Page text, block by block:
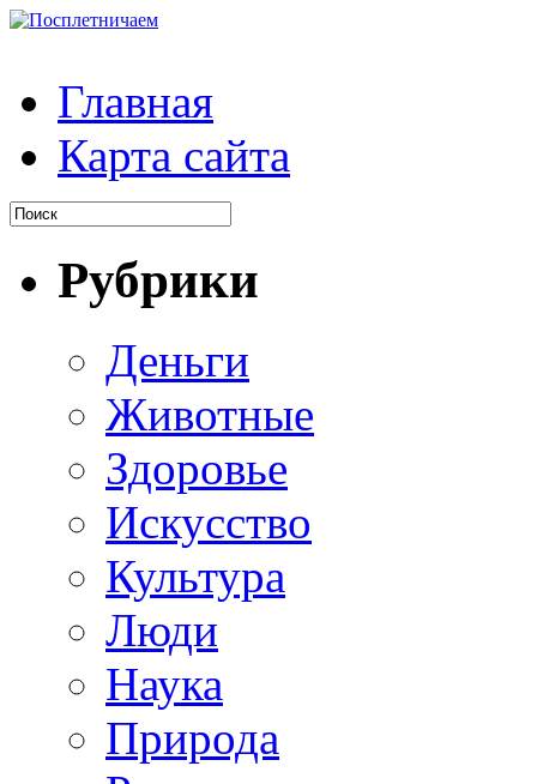
Главная
Карта сайта
Рубрики
Деньги
Животные
Здоровье
Искусство
Культура
Люди
Наука
Природа